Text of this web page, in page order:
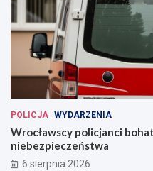
POLICJA WYDARZENIA
Wrocławscy policjanci
niebezpieczeństwa
6 sierpnia 2026